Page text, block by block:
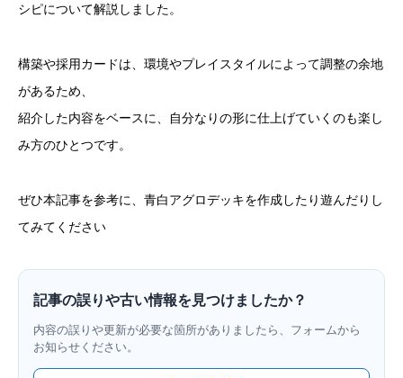
シピについて解説しました。
構築や採用カードは、環境やプレイスタイルによって調整の余地
があるため、
紹介した内容をベースに、自分なりの形に仕上げていくのも楽し
み方のひとつです。
ぜひ本記事を参考に、青白アグロデッキを作成したり遊んだりし
てみてください
記事の誤りや古い情報を見つけましたか？
内容の誤りや更新が必要な箇所がありましたら、フォームから
お知らせください。